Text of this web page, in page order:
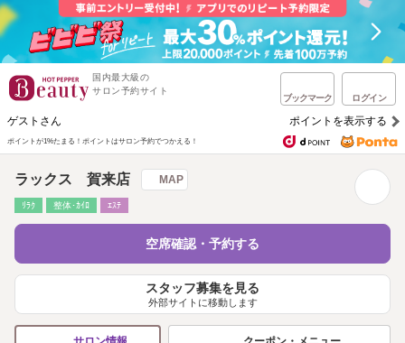
国内最大級の
サロン予約サイト
ブックマーク ログイン
ゲストさん ポイントを表示する
ポイントが1%たまる！ ポイントはサロン予約でつかえる！
ラックス 賀来店 MAP
ﾘﾗｸ 整体･ｶｲﾛ ｴｽﾃ
空席確認・予約する
スタッフ募集を見る
外部サイトに移動します